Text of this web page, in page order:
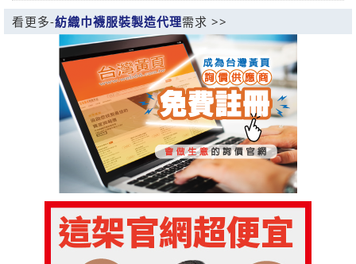
看更多-紡織巾襪服裝製造代理需求 >>